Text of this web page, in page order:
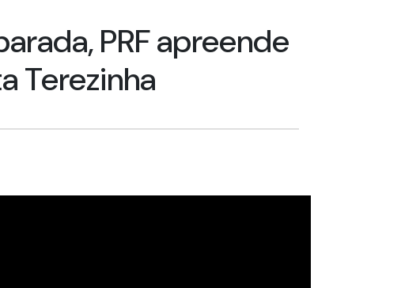
PRF apreende
Terezinha